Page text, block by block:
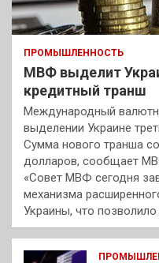
ПРОМЫШЛЕННОСТЬ
МВФ выделит
кредитный транш
Международный
выделении Украине
Сумма нового транша
долларов, сообщает
«Совет МВФ сегодня
механизма
Украины, что позволило